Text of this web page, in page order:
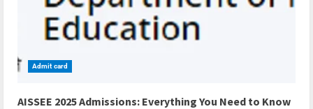
Admit card
AISSEE 2025 Admissions: Everything You Need to Know